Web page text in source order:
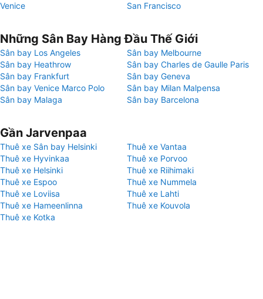
Venice
San Francisco
Những Sân Bay Hàng Đầu Thế Giới
Sân bay Los Angeles
Sân bay Melbourne
Sân bay Heathrow
Sân bay Charles de Gaulle Paris
Sân bay Frankfurt
Sân bay Geneva
Sân bay Venice Marco Polo
Sân bay Milan Malpensa
Sân bay Malaga
Sân bay Barcelona
Gần Jarvenpaa
Thuê xe Sân bay Helsinki
Thuê xe Vantaa
Thuê xe Hyvinkaa
Thuê xe Porvoo
Thuê xe Helsinki
Thuê xe Riihimaki
Thuê xe Espoo
Thuê xe Nummela
Thuê xe Loviisa
Thuê xe Lahti
Thuê xe Hameenlinna
Thuê xe Kouvola
Thuê xe Kotka